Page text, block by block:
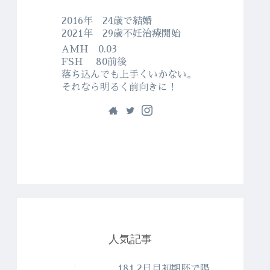
2016年 24歳で結婚
2021年 29歳不妊治療開始
AMH 0.03
FSH 80前後
落ち込んでも上手くいかない。
それなら明るく前向きに！
人気記事